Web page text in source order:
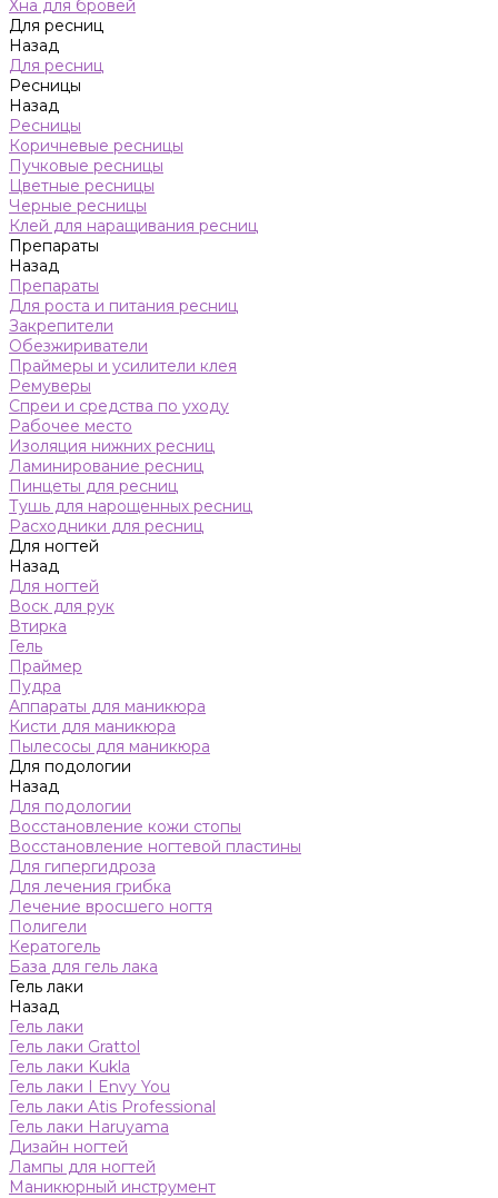
Хна для бровей
Для ресниц
Назад
Для ресниц
Ресницы
Назад
Ресницы
Коричневые ресницы
Пучковые ресницы
Цветные ресницы
Черные ресницы
Клей для наращивания ресниц
Препараты
Назад
Препараты
Для роста и питания ресниц
Закрепители
Обезжириватели
Праймеры и усилители клея
Ремуверы
Спреи и средства по уходу
Рабочее место
Изоляция нижних ресниц
Ламинирование ресниц
Пинцеты для ресниц
Тушь для нарощенных ресниц
Расходники для ресниц
Для ногтей
Назад
Для ногтей
Воск для рук
Втирка
Гель
Праймер
Пудра
Аппараты для маникюра
Кисти для маникюра
Пылесосы для маникюра
Для подологии
Назад
Для подологии
Восстановление кожи стопы
Восстановление ногтевой пластины
Для гипергидроза
Для лечения грибка
Лечение вросшего ногтя
Полигели
Кератогель
База для гель лака
Гель лаки
Назад
Гель лаки
Гель лаки Grattol
Гель лаки Kukla
Гель лаки I Envy You
Гель лаки Atis Professional
Гель лаки Haruyama
Дизайн ногтей
Лампы для ногтей
Маникюрный инструмент